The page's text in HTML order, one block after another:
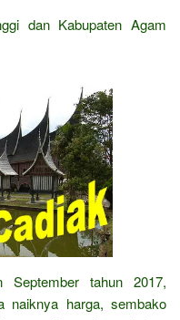
dan Kabupaten Agam
tahun 2017,
naiknya harga, sembako